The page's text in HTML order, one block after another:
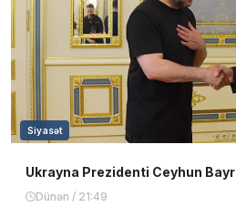
Siyasət
Ukrayna Prezidenti Ceyhun
Dünən / 21:49